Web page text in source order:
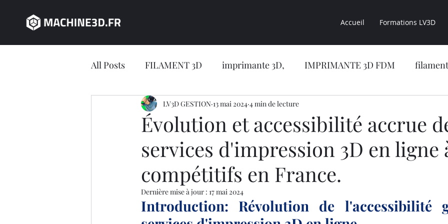
Accueil Formations LV3D
All Posts FILAMENT 3D imprimante 3D, IMPRIMANTE 3D FDM
JEU CONCOURS impression 3D CONSEILS LV3D
impression 3D en ligne CONCESSION LV3D Formation en ligne
Jeu concours LV3D IMPRIMANTE 3D RESINE OBJET 3D
Évolution et accessibilité accrue
services d'impression 3D en ligne
compétitifs en France.
LV3D GESTION 13 mai 2024 4 min de lecture
Dernière mise à jour : 17 mai 2024
Introduction: Révolution de l'accessibilité